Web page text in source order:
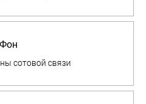
сотовой связи